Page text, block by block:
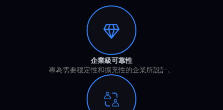
企業級可靠性
專為需要穩定性和擴充性的企業所設計。